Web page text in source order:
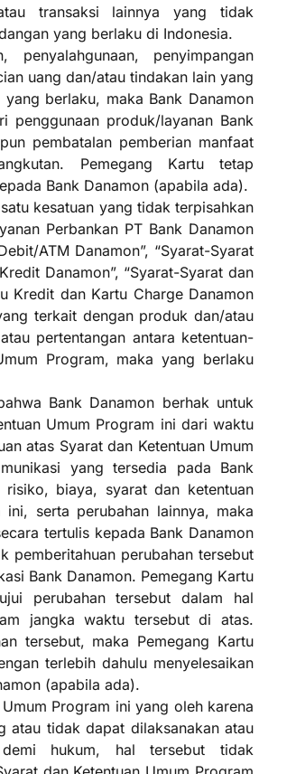
transaksi lainnya yang tidak
yang berlaku di Indonesia.
penyimpangan
uang dan/atau tindakan lain yang
berlaku, maka Bank Danamon
penggunaan produk/layanan Bank
pembatalan pemberian manfaat
Pemegang Kartu tetap
Bank Danamon (apabila ada).
kesatuan yang tidak terpisahkan
Perbankan PT Bank Danamon
ATM Danamon”, “Syarat-Syarat
Danamon”, “Syarat-Syarat dan
Kredit dan Kartu Charge Danamon
terkait dengan produk dan/atau
pertentangan antara ketentuan-
Program, maka yang berlaku
Bank Danamon berhak untuk
Umum Program ini dari waktu
atas Syarat dan Ketentuan Umum
yang tersedia pada Bank
biaya, syarat dan ketentuan
ini, serta perubahan lainnya, maka
tertulis kepada Bank Danamon
pemberitahuan perubahan tersebut
Bank Danamon. Pemegang Kartu
perubahan tersebut dalam hal
jangka waktu tersebut di atas.
tersebut, maka Pemegang Kartu
terlebih dahulu menyelesaikan
(apabila ada).
Program ini yang oleh karena
atau tidak dapat dilaksanakan atau
hukum, hal tersebut tidak